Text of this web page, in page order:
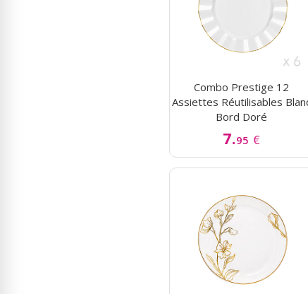
Combo Prestige 12
Assiettes Réutilisables
Bord Doré
7.95 €